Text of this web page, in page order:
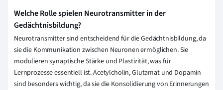
Welche Rolle spielen Neurotransmitter in der
Gedächtnisbildung?
Neurotransmitter sind entscheidend für die Gedächtnisbildung, da
sie die Kommunikation zwischen Neuronen ermöglichen. Sie
modulieren synaptische Stärke und Plastizität, was für
Lernprozesse essentiell ist. Acetylcholin, Glutamat und Dopamin
sind besonders wichtig, da sie die Konsolidierung von Erinnerungen